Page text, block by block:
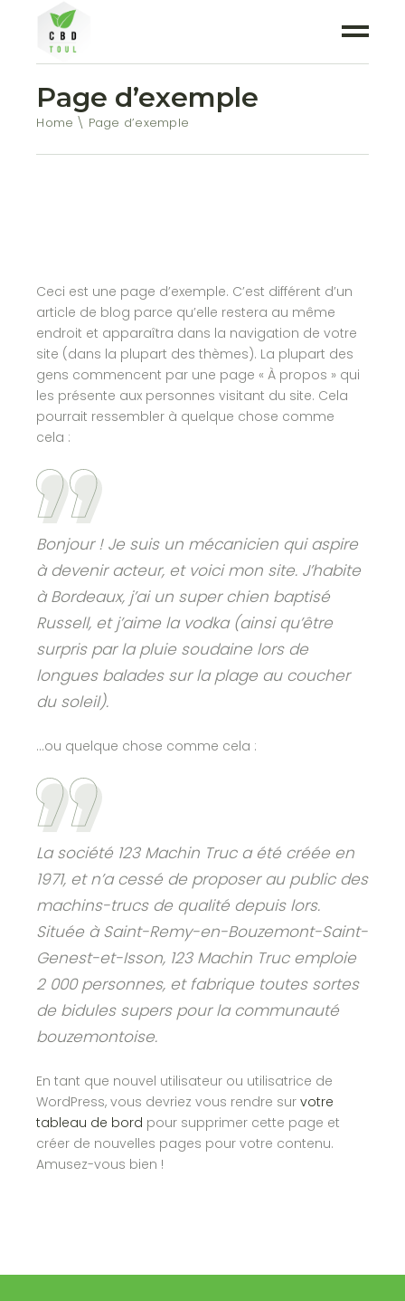
Page d’exemple
Home Page d’exemple
Ceci est une page d’exemple. C’est différent d’un
article de blog parce qu’elle restera au même
endroit et apparaîtra dans la navigation de votre
site (dans la plupart des thèmes). La plupart des
gens commencent par une page « À propos » qui
les présente aux personnes visitant du site. Cela
pourrait ressembler à quelque chose comme
cela :
Bonjour ! Je suis un mécanicien qui aspire
à devenir acteur, et voici mon site. J’habite
à Bordeaux, j’ai un super chien baptisé
Russell, et j’aime la vodka (ainsi qu’être
surpris par la pluie soudaine lors de
longues balades sur la plage au coucher
du soleil).
…ou quelque chose comme cela :
La société 123 Machin Truc a été créée en
1971, et n’a cessé de proposer au public des
machins-trucs de qualité depuis lors.
Située à Saint-Remy-en-Bouzemont-Saint-
Genest-et-Isson, 123 Machin Truc emploie
2 000 personnes, et fabrique toutes sortes
de bidules supers pour la communauté
bouzemontoise.
En tant que nouvel utilisateur ou utilisatrice de
WordPress, vous devriez vous rendre survotre
tableau de bord pour supprimer cette page et
créer de nouvelles pages pour votre contenu.
Amusez-vous bien !